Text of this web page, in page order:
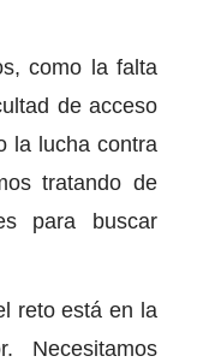
como la falta
de acceso
la lucha contra
tratando de
para buscar
reto está en la
Necesitamos